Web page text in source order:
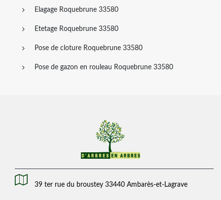
Elagage Roquebrune 33580
Etetage Roquebrune 33580
Pose de cloture Roquebrune 33580
Pose de gazon en rouleau Roquebrune 33580
39 ter rue du broustey 33440 Ambarès-et-Lagrave